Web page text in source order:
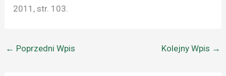
2011, str. 103.
← Poprzedni Wpis Kolejny Wpis →